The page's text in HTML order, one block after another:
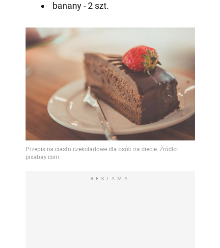
banany - 2 szt.
REKLAMA